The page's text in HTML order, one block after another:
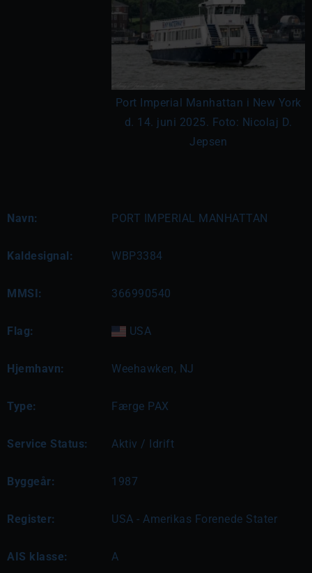
Port Imperial Manhattan i New York
d. 14. juni 2025. Foto: Nicolaj D.
Jepsen
Navn: PORT IMPERIAL MANHATTAN
Kaldesignal: WBP3384
MMSI: 366990540
Flag: USA
Hjemhavn: Weehawken, NJ
Type: Færge PAX
Service Status: Aktiv / Idrift
Byggeår: 1987
Register: USA - Amerikas Forenede Stater
AIS klasse: A